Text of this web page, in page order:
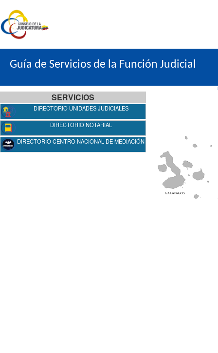
Guía de Servicios de la Función Judicial
SERVICIOS
DIRECTORIO UNIDADES JUDICIALES
DIRECTORIO NOTARIAL
DIRECTORIO CENTRO NACIONAL DE MEDIACIÓN
GALAPAGOS